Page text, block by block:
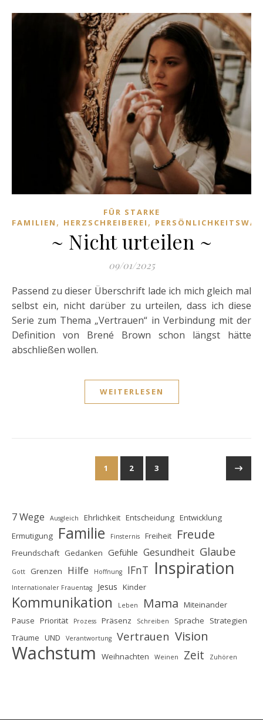
FÜR STARKE
FAMILIEN , HERZSCHREIBEREI ,
~ Nicht urteilen ~
09/01/2025
Passend zu dieser Überschrift lade ich mich gleich mal
selbst ein, nicht darüber zu urteilen, dass ich diese
Serie zum Thema „Vertrauen“ in Verbindung mit der
Definition von Brené Brown schon längst hätte
abschließen wollen.
WEITERLESEN
1 2 3
7 Wege Ausgleich Ehrlichkeit Entscheidung Entwicklung
Ermutigung
Familie Finsternis Freiheit Freude
Freundschaft Gedanken Gefühle Gesundheit Glaube
Gott Grenzen Hilfe Hoffnung IFnT Inspiration
Internationaler Frauentag Jesus Kinder
Kommunikation Leben Mama Miteinander
Pause Priorität Prozess Präsenz Schreiben Sprache
Strategien
Träume UND Verantwortung Vertrauen Vision
Wachstum Weihnachten Weinen Zeit Zuhören